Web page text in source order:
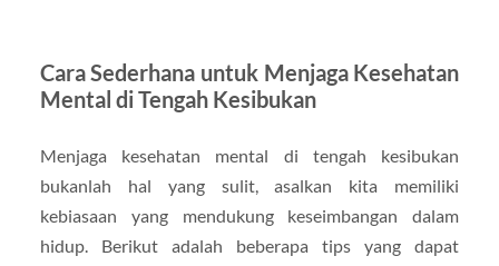
Cara Sederhana untuk Menjaga Kesehatan
Mental di Tengah Kesibukan
Menjaga kesehatan mental di tengah kesibukan
bukanlah hal yang sulit, asalkan kita memiliki
kebiasaan yang mendukung keseimbangan dalam
hidup. Berikut adalah beberapa tips yang dapat